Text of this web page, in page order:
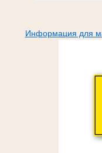
Информация для